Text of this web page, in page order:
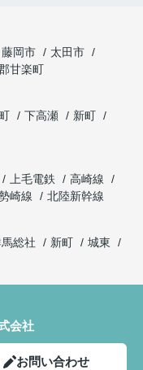
藤岡市
太田市
甘楽町
下高瀬
新町
上毛電鉄
高崎線
崎線
北陸新幹線
総社 新町
城東
会社
お問い合わせ